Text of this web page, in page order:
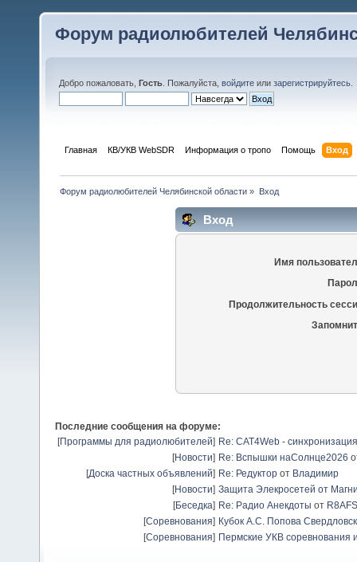
Форум радиолюбителей
Добро пожаловать, Гость . Пожалуйста, войдите или зарегистрируйтесь
Главная КВ/УКВ WebSDR Информация о тропо Помощь Вход
Форум радиолюбителей Челябинской области » Вход
Вход
Имя
Продолжительность
Последние сообщения на форуме:
[Программы для радиолюбителей] Re: CAT4Web -
[Новости] Re: Вспышки наСолнце2026
[Доска частных объявлений] Re: Редуктор от Владимир
[Новости] Защита Элекросетей от
[Беседка] Re: Радио Анекдоты от R8AFS
[Соревнования] Кубок А.С. Попова
[Соревнования] Пермские УКВ соревнования